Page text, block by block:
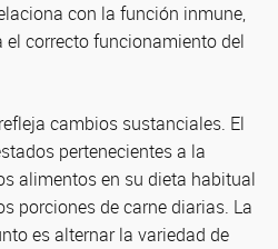
con la función inmune,
correcto funcionamiento del
cambios sustanciales. El
pertenecientes a la
alimentos en su dieta habitual
porciones de carne diarias. La
es alternar la variedad de